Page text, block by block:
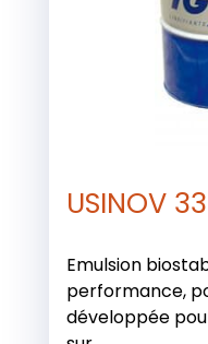
USINOV
Emulsion
performance,
développée